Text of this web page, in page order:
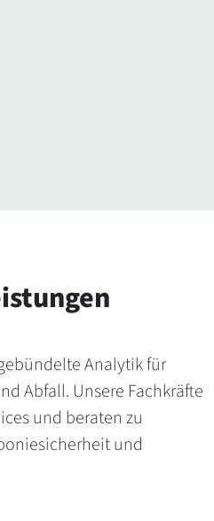
Analytik für
Abfall. Unsere Fachkräfte
und beraten zu
und